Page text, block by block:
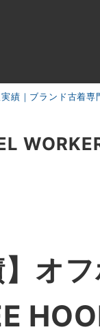
績｜ブランド古着専
】オ